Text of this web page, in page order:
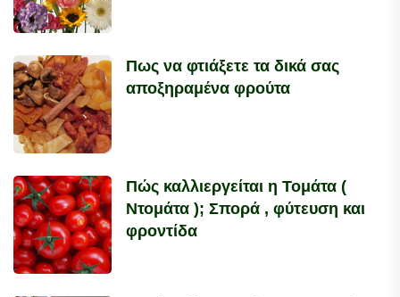
Πως να φτιάξετε τα δικά σας
αποξηραμένα φρούτα
Πώς καλλιεργείται η Τομάτα (
Ντομάτα ); Σπορά , φύτευση και
φροντίδα